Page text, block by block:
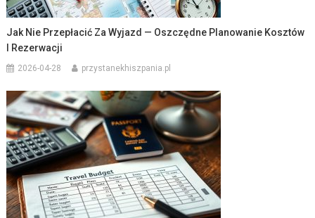
Jak Nie Przepłacić Za Wyjazd — Oszczędne Planowanie Kosztów
I Rezerwacji
2026-04-28 przystanekhiszpania.pl